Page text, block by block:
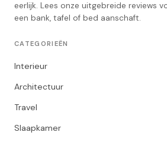
eerlijk. Lees onze uitgebreide reviews
een bank, tafel of bed aanschaft.
CATEGORIEËN
Interieur
Architectuur
Travel
Slaapkamer